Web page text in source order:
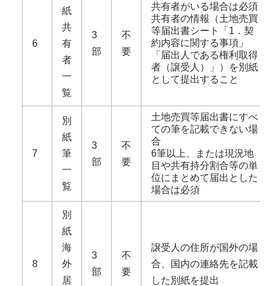
6
紙
共
有
者
一
覧
3
部
不
要
共有者がいる場合は必須
共有者の情報（土地売買
等届出書シート「1．契
約内容に関する事項」
「届出人である権利取得
者（譲受人）」）を別紙
として提出すること
7
別
紙
筆
一
覧
3
部
不
要
土地売買等届出書にすべ
ての筆を記載できない場
合
6筆以上、または現況地
目や共有持分割合等の単
位にまとめて届出とした
場合は必須
8
別
紙
海
外
居
3
部
不
要
譲受人の住所が国外の場
合、国内の連絡先を記載
した別紙を提出